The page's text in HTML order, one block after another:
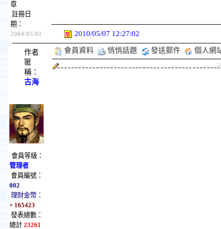
章
註冊日
期：
2004/05/01
2010/05/07 12:27:02
作者
匿
稱：
古海
會員等級：
管理者
會員編號：
002
理財金幣：
+ 165423
發表總數：
總計 23261
會員資料 悄悄話題 發送郵件 個人網